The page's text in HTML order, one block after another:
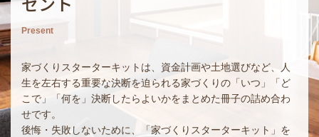
Present
家づくりスターターキットは、資金計画や土地選びなど、人
生を左右する重要な決断を迫られる家づくりの「いつ」「ど
こで」「何を」決断したらよいかをまとめた冊子の詰め合わ
せです。
後悔・失敗しないために、「家づくりスターターキット」を